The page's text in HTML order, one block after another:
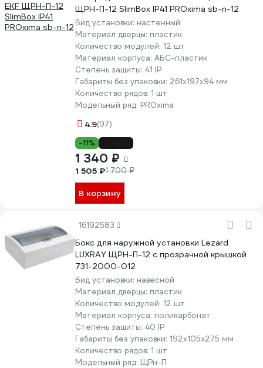
ЩРН-П-12 SlimBox IP41 PROxima sb-n-12
Вид установки: настенный
Материал дверцы: пластик
Количество модулей: 12 шт
Материал корпуса: АБС-пластик
Степень защиты: 41 IP
Габариты без упаковки: 261х197х94 мм
Количество рядов: 1 шт
Модельный ряд: PROxima
4.9(97)
-11%
1 340 ₽
1 505 ₽1 700 ₽
В корзину
16192583
Бокс для наружной установки Lezard
LUXRAY ЩРН-П-12 с прозрачной крышкой
731-2000-012
Вид установки: навесной
Материал дверцы: пластик
Количество модулей: 12 шт
Материал корпуса: поликарбонат
Степень защиты: 40 IP
Габариты без упаковки: 192х105х275 мм
Количество рядов: 1 шт
Модельный ряд: ЩРн-П